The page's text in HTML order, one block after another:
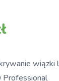
wiązki
Professional